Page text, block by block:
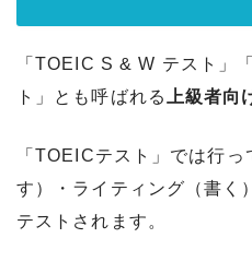
「TOEIC S & W テスト」
ト」とも呼ばれる
上級者向
「TOEICテスト」では行
す）・ライティング（書く
テストされます。